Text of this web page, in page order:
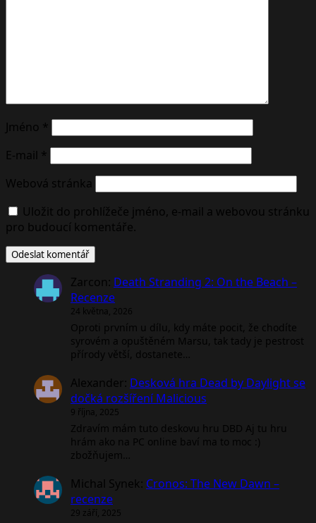
Jméno *
E-mail *
Webová stránka
Uložit do prohlížeče jméno, e-mail a webovou stránku
pro budoucí komentáře.
Zarcon: Death Stranding 2: On the Beach –
Recenze
24 května, 2026
Oproti prvním u dílu, kdy máte pocit, že chodíte
syrovém a opuštěném Marsu, tak tady je pestrost
přírody větší, dostanete…
Alexander: Desková hra Dead by Daylight se
dočká rozšíření Malicious
9 října, 2025
Zdravím mám tuto deskovu hru DBD Aj tu hru
hrám ako na PC online baví ma to moc :)
zbožňujem…
Michal Synek: Cronos: The New Dawn –
recenze
29 září, 2025